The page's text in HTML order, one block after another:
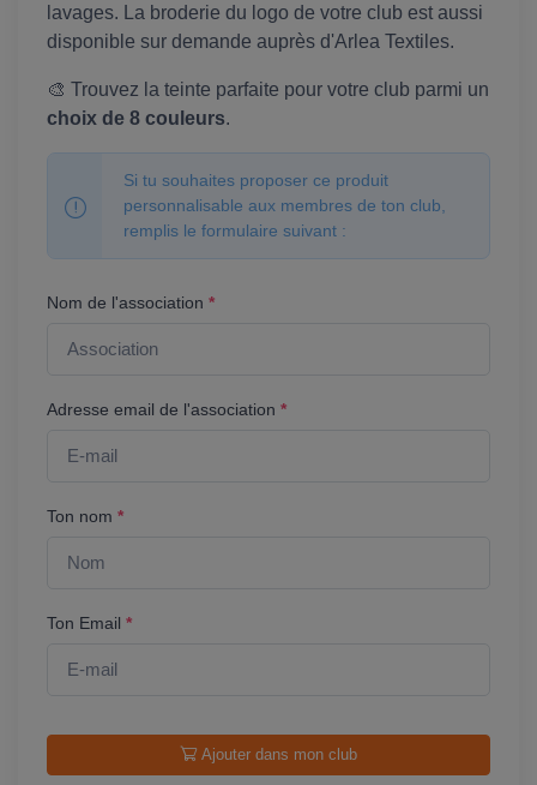
lavages. La broderie du logo de votre club est aussi
disponible sur demande auprès d'Arlea Textiles.
🎨 Trouvez la teinte parfaite pour votre club parmi un
choix de 8 couleurs.
Si tu souhaites proposer ce produit
personnalisable aux membres de ton club,
remplis le formulaire suivant :
Nom de l'association *
Adresse email de l'association *
Ton nom *
Ton Email *
Ajouter dans mon club